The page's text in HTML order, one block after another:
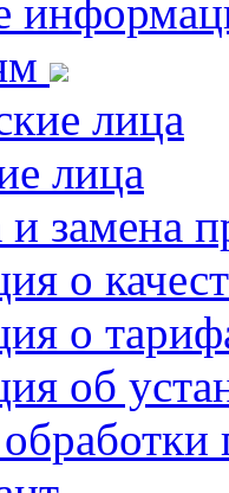
лица
лица
и замена
о
о
об